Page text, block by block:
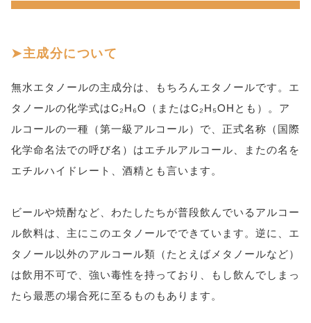
主成分について
無水エタノールの主成分は、もちろんエタノールです。エ
タノールの化学式はC₂H₆O（またはC₂H₅OHとも）。ア
ルコールの一種（第一級アルコール）で、正式名称（国際
化学命名法での呼び名）はエチルアルコール、またの名を
エチルハイドレート、酒精とも言います。
ビールや焼酎など、わたしたちが普段飲んでいるアルコー
ル飲料は、主にこのエタノールでできています。逆に、エ
タノール以外のアルコール類（たとえばメタノールなど）
は飲用不可で、強い毒性を持っており、もし飲んでしまっ
たら最悪の場合死に至るものもあります。